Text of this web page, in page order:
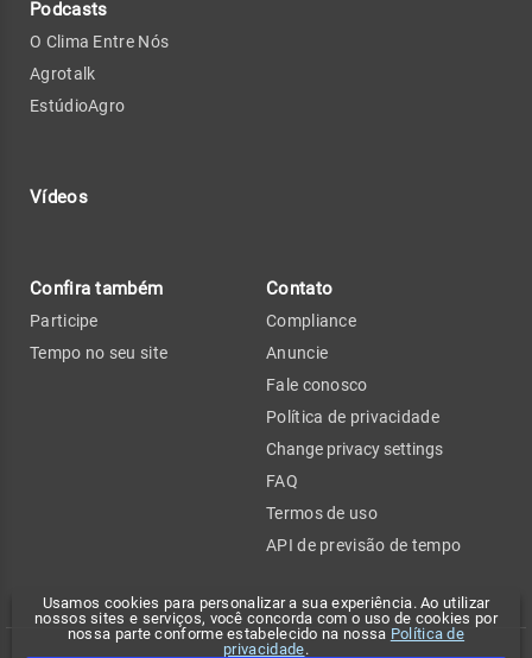
Usamos cookies para personalizar a sua experiência. Ao utilizar
nossos sites e serviços, você concorda com o uso de cookies por
nossa parte conforme estabelecido na nossa Política de
privacidade.
Podcasts
O Clima Entre Nós
Agrotalk
EstúdioAgro
Vídeos
Confira também
Participe
Tempo no seu site
Contato
Compliance
Anuncie
Fale conosco
Política de privacidade
Change privacy settings
FAQ
Termos de uso
API de previsão de tempo